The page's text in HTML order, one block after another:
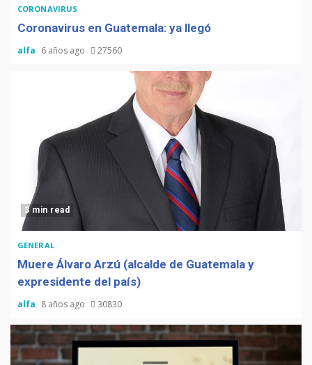
CORONAVIRUS
Coronavirus en Guatemala: ya llegó
alfa 6 años ago 27560
3 min read
GENERAL
Muere Álvaro Arzú (alcalde de Guatemala y
expresidente del país)
alfa 8 años ago 30830